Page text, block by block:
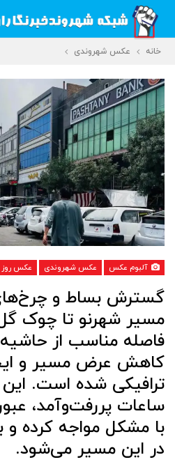
خانه عکس شهروندی
آلبوم عکس عکس شهروندی عکس روز
گسترش بساط و
مسیر شهرنو تا چوک
فاصله مناسب از
کاهش عرض مسیر و
ترافیکی شده است.
ساعات پررفت‌وآمد،
با مشکل مواجه کرده و
در این مسیر می‌شود.